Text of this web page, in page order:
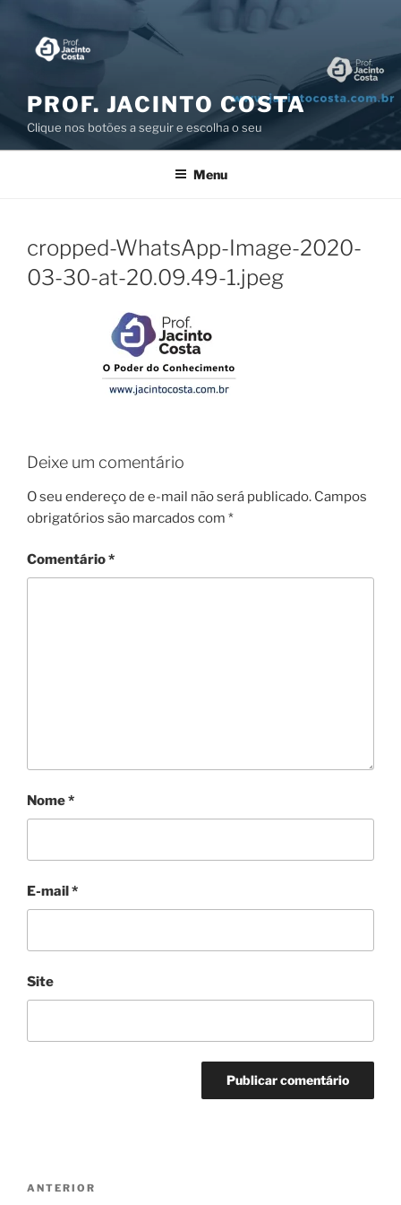
PROF. JACINTO COSTA
Clique nos botões a seguir e escolha o seu
Menu
cropped-WhatsApp-Image-2020-
03-30-at-20.09.49-1.jpeg
Deixe um comentário
O seu endereço de e-mail não será publicado. Campos
obrigatórios são marcados com *
Comentário*
Nome*
E-mail*
Site
Navegação
Post
ANTERIOR